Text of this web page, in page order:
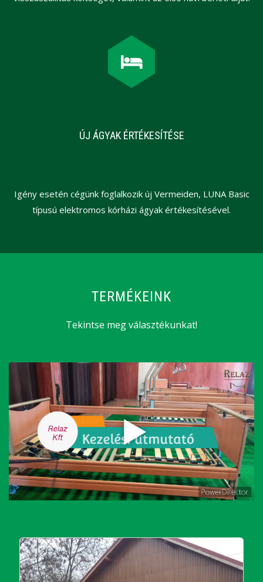
ÚJ ÁGYAK ÉRTÉKESÍTÉSE
Igény esetén cégünk foglalkozik új Vermeiden, LUNA Basic
típusú elektromos kórházi ágyak értékesítésével.
TERMÉKEINK
Tekintse meg választékunkat!